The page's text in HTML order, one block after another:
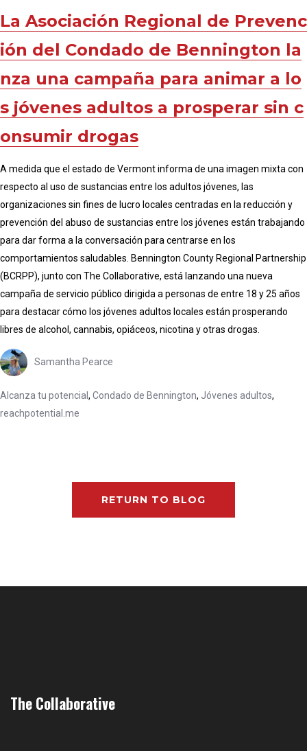
La Asociación Regional de Prevenc
ión del Condado de Bennington la
nza una campaña para animar a lo
s jóvenes adultos a prosperar sin c
onsumir drogas
A medida que el estado de Vermont informa de una imagen mixta con
respecto al uso de sustancias entre los adultos jóvenes, las
organizaciones sin fines de lucro locales centradas en la reducción y
prevención del abuso de sustancias entre los jóvenes están trabajando
para dar forma a la conversación para centrarse en los
comportamientos saludables. Bennington County Regional Partnership
(BCRPP), junto con The Collaborative, está lanzando una nueva
campaña de servicio público dirigida a personas de entre 18 y 25 años
para destacar cómo los jóvenes adultos locales están prosperando
libres de alcohol, cannabis, opiáceos, nicotina y otras drogas.
Samantha Pearce
Alcanza tu potencial , Condado de Bennington, Jóvenes adultos,
reachpotential.me
RETURN TO BLOG
The Collaborative